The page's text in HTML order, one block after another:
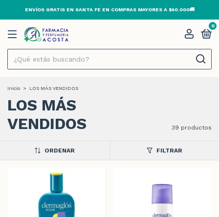
ABIERTO 24HS · TODOS LOS DÍAS
0
Inicio > LOS MÁS VENDIDOS
LOS MÁS
VENDIDOS
39 productos
ORDENAR FILTRAR